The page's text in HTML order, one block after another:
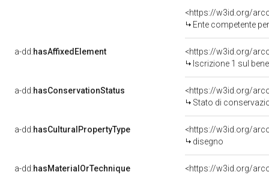
<https://w3id.org/
Ente competente per tutela
a-dd:hasAffixedElement
<https://w3id.org/
Iscrizione 1 sul
a-dd:hasConservationStatus
<https://w3id.org/
Stato di
a-dd:hasCulturalPropertyType
<https://w3id.org/
disegno
a-dd:hasMaterialOrTechnique
<https://w3id.org/